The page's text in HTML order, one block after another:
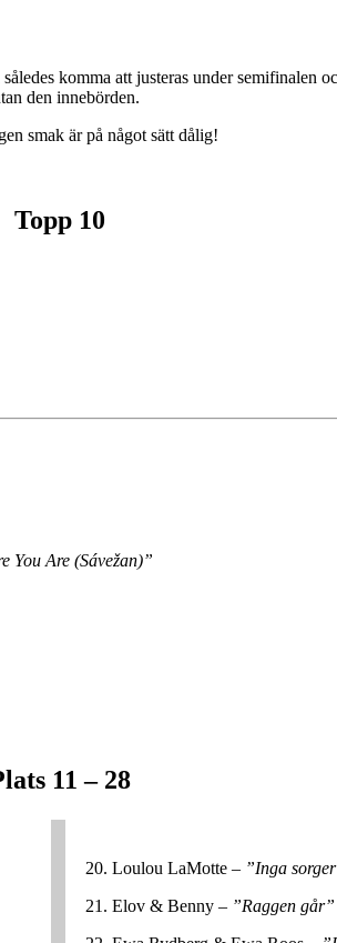
komma att justeras under semifinalen
den innebörden.
smak är på något sätt dålig!
Topp 10
You Are (Sávežan)”
11 – 28
20. Loulou LaMotte – ”Inga
21. Elov & Benny – ”Raggen går”